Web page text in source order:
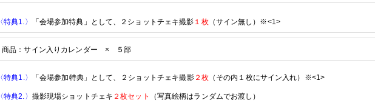
〈特典1.〉 「会場参加特典」として、 ２ショットチェキ撮影 １枚（サイン無し） ※<1>
商品：サイン入りカレンダー × ５部
〈特典1.〉 「会場参加特典」として、 ２ショットチェキ撮影２枚（その内１枚にサイン入れ） ※<1>
〈特典2.〉 撮影現場ショットチェキ ２枚セット （写真絵柄はランダムでお渡し）